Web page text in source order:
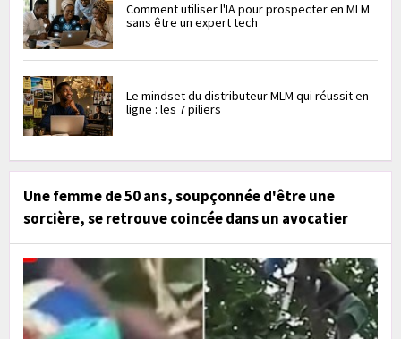
Comment utiliser l'IA pour prospecter en MLM
sans être un expert tech
Le mindset du distributeur MLM qui réussit en
ligne : les 7 piliers
Une femme de 50 ans, soupçonnée d'être une
sorcière, se retrouve coincée dans un avocatier